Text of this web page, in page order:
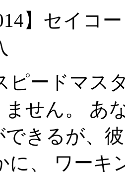
】セイコ
ピードマス
ません。 あ
きるが、
に、 ワーキ